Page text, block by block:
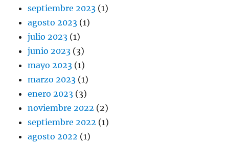
septiembre 2023 (1)
agosto 2023 (1)
julio 2023 (1)
junio 2023 (3)
mayo 2023 (1)
marzo 2023 (1)
enero 2023 (3)
noviembre 2022 (2)
septiembre 2022 (1)
agosto 2022 (1)